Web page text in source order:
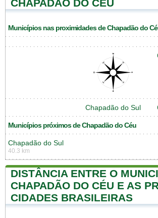
CHAPADÃO DO CÉU
Municípios nas proximidades de Chapadão do
Chapadão do Sul
Municípios próximos de Chapadão do Céu
Chapadão do Sul
40.3 km
DISTÂNCIA ENTRE O
CHAPADÃO DO CÉU E AS
CIDADES BRASILEIRAS